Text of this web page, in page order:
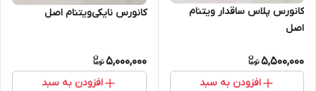
کانورس پلاس ساقدار ویتنام
اصل
5,500,000
افزودن به سبد
کانورس نایکی‌ویتنام اصل
5,000,000
افزودن به سبد